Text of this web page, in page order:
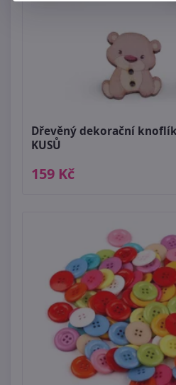
Dřevěný dekorační
KUSŮ
159 Kč